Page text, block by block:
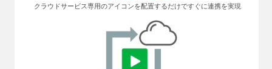
クラウドサービス専用のアイコンを配置するだけですぐに連携を実現